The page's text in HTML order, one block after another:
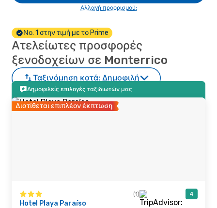
Αλλαγή προορισμού;
Νο. 1 στην τιμή με το Prime
Ατελείωτες προσφορές
ξενοδοχείων σε Monterrico
Ταξινόμηση κατά: Δημοφιλή
Δημοφιλείς επιλογές ταξιδιωτών μας
Διατίθεται επιπλέον έκπτωση
(1) 4
Hotel Playa Paraíso